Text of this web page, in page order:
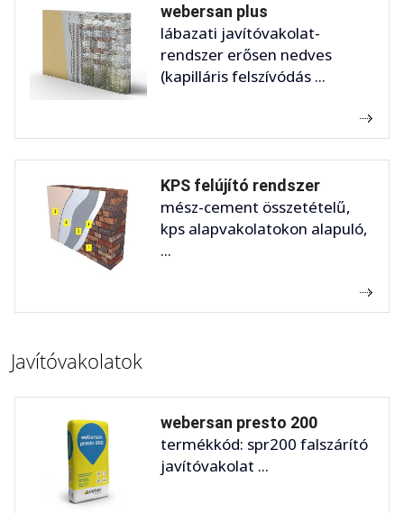
webersan plus
lábazati javítóvakolat-
rendszer erősen nedves
(kapilláris felszívódás ...
KPS felújító rendszer
mész-cement összetételű,
kps alapvakolatokon alapuló,
...
Javítóvakolatok
webersan presto 200
termékkód: spr200 falszárító
javítóvakolat ...